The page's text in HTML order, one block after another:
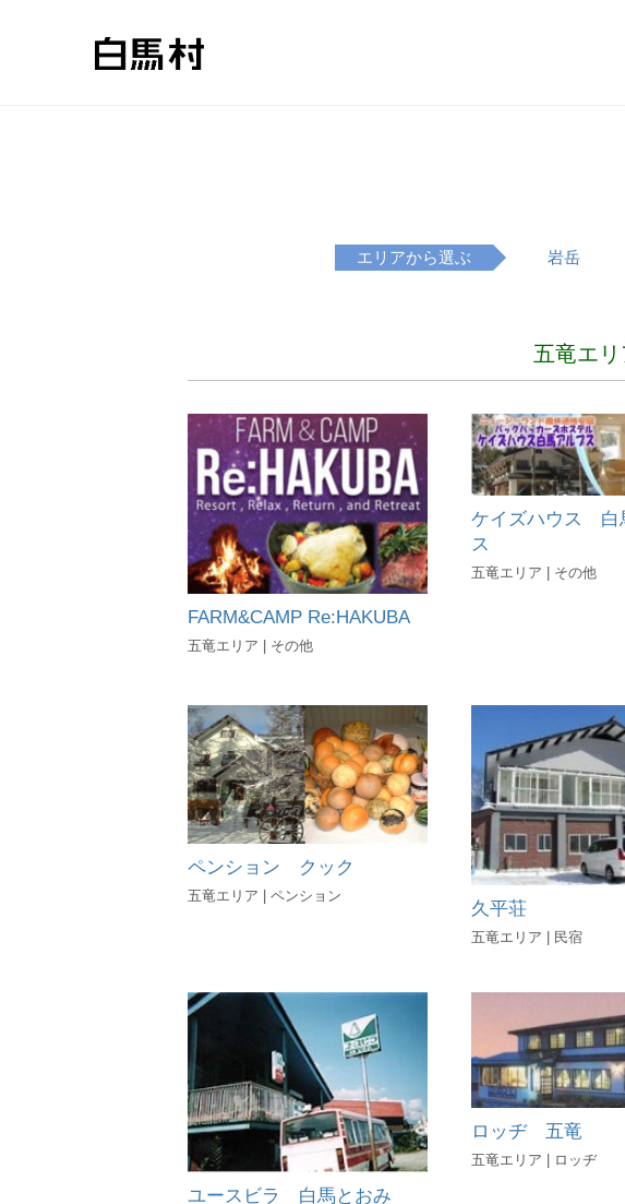
エリアから選ぶ 岩岳
五竜エ
FARM&CAMP Re:HAKUBA
五竜エリア | その他
ケイズハウス 白
ス
五竜エリア | その他
ペンション クック
五竜エリア | ペンション
久平荘
五竜エリア | 民宿
ユースビラ 白馬とおみ
ロッヂ 五竜
五竜エリア | ロッヂ